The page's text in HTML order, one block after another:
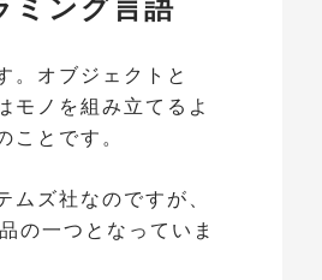
ミング言語
。オブジェクトと
モノを組み立てるよ
ことです。
ムズ社なのですが、
の一つとなっていま